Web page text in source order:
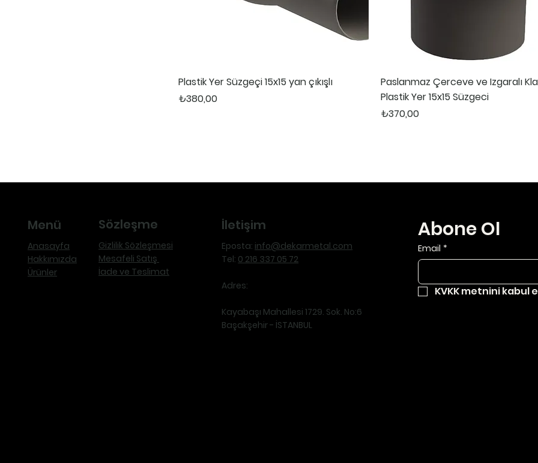
Plastik Yer Süzgeçi 15x15 yan çıkışlı
Fiyat
₺380,00
Paslanmaz Çerceve ve Izgaralı
Plastik Yer 15x15 Süzgeci
Fiyat
₺370,00
Menü
Anasayfa
Hakkımızda
Ürünler
Sözleşme
Gizlilik Sözleşmesi
Mesafeli Satış
İade ve Teslimat
İletişim
Eposta: info@dekarmetal.com
Tel: 0 216 337 05 72
Adres:
Kayabaşı Mahallesi 1729. Sok. No:6
Başakşehir - İSTANBUL
Abone Ol
Email *
KVKK metnini kabul